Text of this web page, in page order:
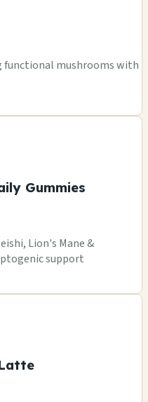
functional mushrooms with
Gummies
Lion's Mane &
support